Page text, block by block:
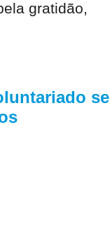
gratidão,
se